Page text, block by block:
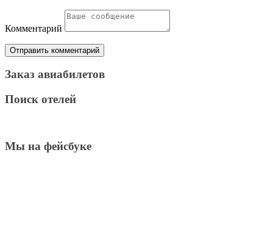
Комментарий
Заказ авиабилетов
Поиск отелей
Мы на фейсбуке